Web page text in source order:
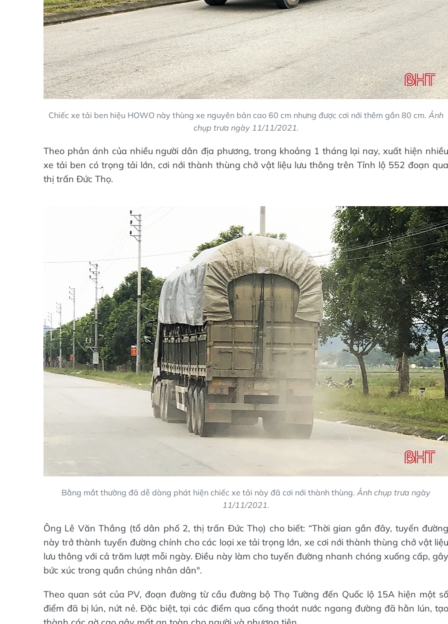
Chiếc xe tải ben hiệu HOWO này thùng xe nguyên bản cao 60 cm nhưng được cơi nới thêm gần 80 cm. Ảnh
chụp trưa ngày 11/11/2021.
Theo phản ánh của nhiều người dân địa phương, trong khoảng 1 tháng lại nay, xuất hiện nhiều
xe tải ben có trọng tải lớn, cơi nới thành thùng chở vật liệu lưu thông trên Tỉnh lộ 552 đoạn qua
thị trấn Đức Thọ.
Bằng mắt thường đã dễ dàng phát hiện chiếc xe tải này đã cơi nới thành thùng. Ảnh chụp trưa ngày
11/11/2021.
Ông Lê Văn Thắng (tổ dân phố 2, thị trấn Đức Thọ) cho biết: “Thời gian gần đây, tuyến đường
này trở thành tuyến đường chính cho các loại xe tải trọng lớn, xe cơi nới thành thùng chở vật liệu
lưu thông với cả trăm lượt mỗi ngày. Điều này làm cho tuyến đường nhanh chóng xuống cấp, gây
bức xúc trong quần chúng nhân dân".
Theo quan sát của PV, đoạn đường từ cầu đường bộ Thọ Tường đến Quốc lộ 15A hiện một số
điểm đã bị lún, nứt nẻ. Đặc biệt, tại các điểm qua cống thoát nước ngang đường đã hằn lún, tạo